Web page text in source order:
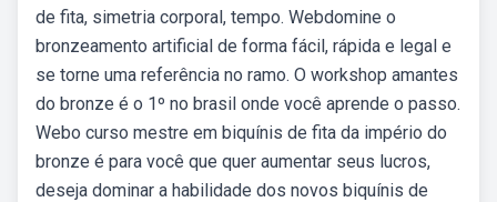
de fita, simetria corporal, tempo. Webdomine o
bronzeamento artificial de forma fácil, rápida e legal e
se torne uma referência no ramo. O workshop amantes
do bronze é o 1º no brasil onde você aprende o passo.
Webo curso mestre em biquínis de fita da império do
bronze é para você que quer aumentar seus lucros,
deseja dominar a habilidade dos novos biquínis de